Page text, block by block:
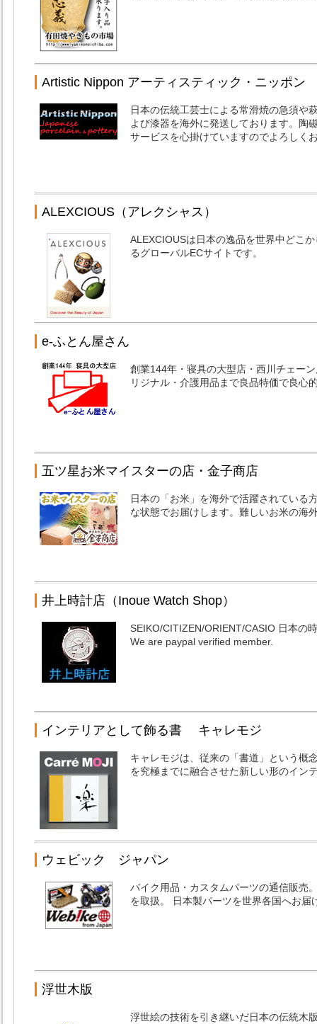
Artistic Nippon アーティスティック・ニッポン
日本の伝統工芸士による常滑焼の急須や
よび漆器を海外に発送しております。陶
サービスを心掛けていますのでよろしく
ALEXCIOUS（アレクシャス）
ALEXCIOUSは日本の逸品を世界中どこ
るグローバルECサイトです。
e-ふとん屋さん
創業144年・寝具の大型店・西川チェー
リジナル・介護用品まで良品特価で良心
五ツ星お米マイスターの店・金子商店
日本の「お米」を海外で活躍されている
な状態でお届けします。難しいお米の海
井上時計店（Inoue Watch Shop）
SEIKO/CITIZEN/ORIENT/CASIO 日本の
We are paypal verified member.
インテリアとして飾る書 キャレモジ
キャレモジは、従来の「書道」という概
を究極までに融合させた新しい形のイン
ウェビック ジャパン
バイク用品・カスタムパーツの通信販売
を取扱。 日本製パーツを世界各国へお届
浮世木版
浮世絵の技術を引き継いだ日本の伝統木